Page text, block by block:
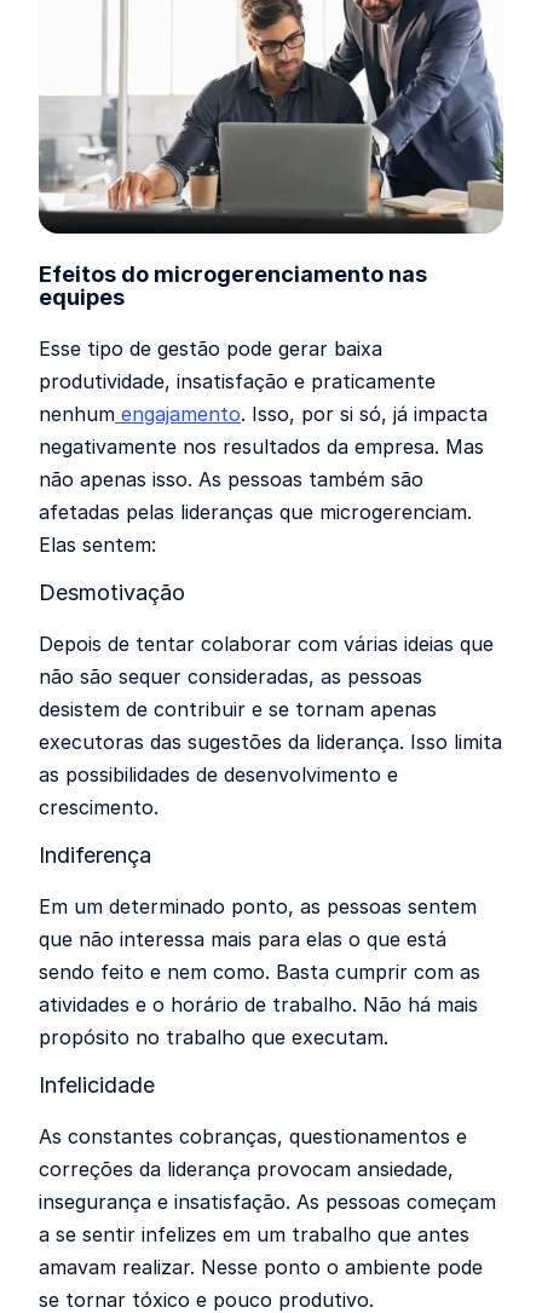
Efeitos do microgerenciamento nas
equipes
Esse tipo de gestão pode gerar baixa
produtividade, insatisfação e praticamente
nenhum engajamento. Isso, por si só, já impacta
negativamente nos resultados da empresa. Mas
não apenas isso. As pessoas também são
afetadas pelas lideranças que microgerenciam.
Elas sentem:
Desmotivação
Depois de tentar colaborar com várias ideias que
não são sequer consideradas, as pessoas
desistem de contribuir e se tornam apenas
executoras das sugestões da liderança. Isso limita
as possibilidades de desenvolvimento e
crescimento.
Indiferença
Em um determinado ponto, as pessoas sentem
que não interessa mais para elas o que está
sendo feito e nem como. Basta cumprir com as
atividades e o horário de trabalho. Não há mais
propósito no trabalho que executam.
Infelicidade
As constantes cobranças, questionamentos e
correções da liderança provocam ansiedade,
insegurança e insatisfação. As pessoas começam
a se sentir infelizes em um trabalho que antes
amavam realizar. Nesse ponto o ambiente pode
se tornar tóxico e pouco produtivo.